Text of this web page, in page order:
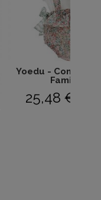
Yoedu - Conjunto
Familia...
25,48 €